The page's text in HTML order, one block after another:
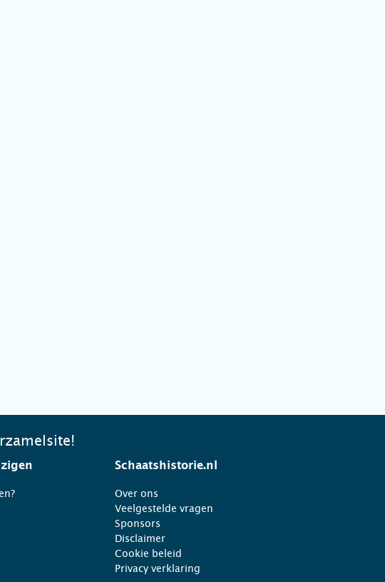
Schaatshistorie.nl
Over ons
Veelgestelde vragen
Sponsors
Disclaimer
Cookie beleid
Privacy verklaring